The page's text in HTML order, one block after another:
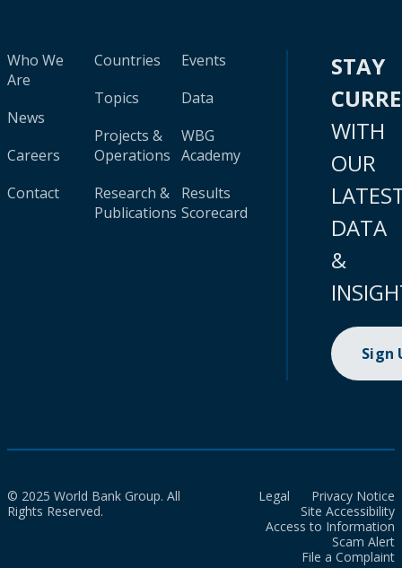
Who We
Are
News
Careers
Contact
Countries
Topics
Projects &
Operations
Research &
Publications
Events
Data
WBG
Academy
Results
Scorecard
STAY
WITH
OUR
DATA
&
Sign
© 2025 World Bank Group. All
Rights Reserved.
Legal
Privacy Notice
Site Accessibility
Access to Information
Scam Alert
File a Complaint